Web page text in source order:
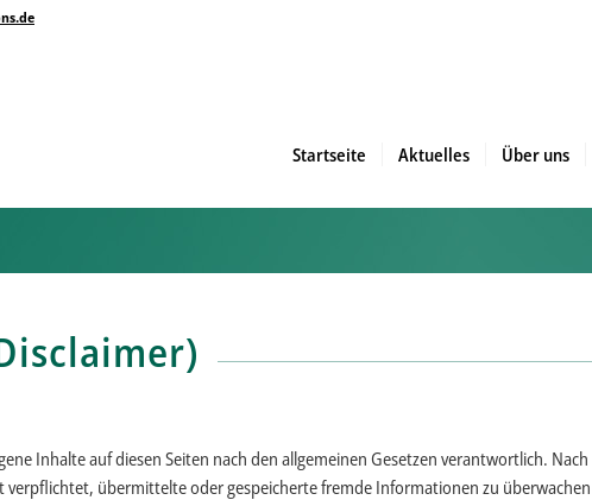
Startseite Aktuelles Über uns
Inhalte auf diesen Seiten nach den allgemeinen Gesetzen verantwortlich. Nach
verpflichtet, übermittelte oder gespeicherte fremde Informationen zu überwachen